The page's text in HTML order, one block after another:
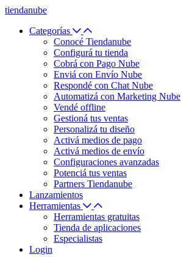
tiendanube
Categorías
Conocé Tiendanube
Configurá tu tienda
Cobrá con Pago Nube
Enviá con Envío Nube
Respondé con Chat Nube
Automatizá con Marketing Nube
Vendé offline
Gestioná tus ventas
Personalizá tu diseño
Activá medios de pago
Activá medios de envío
Configuraciones avanzadas
Potenciá tus ventas
Partners Tiendanube
Lanzamientos
Herramientas
Herramientas gratuitas
Tienda de aplicaciones
Especialistas
Login